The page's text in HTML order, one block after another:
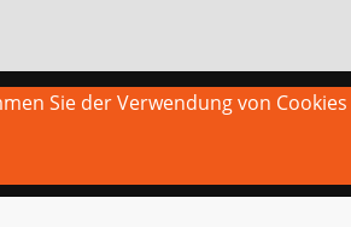
Sie der Verwendung von